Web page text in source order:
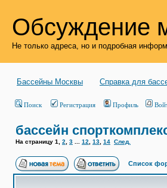
Обсуждение
Не только адреса, но и подробная
Бассейны Москвы Справка для
Поиск Регистрация Профиль
бассейн
На страницу 1 2 3 12 13 14 След.
Список